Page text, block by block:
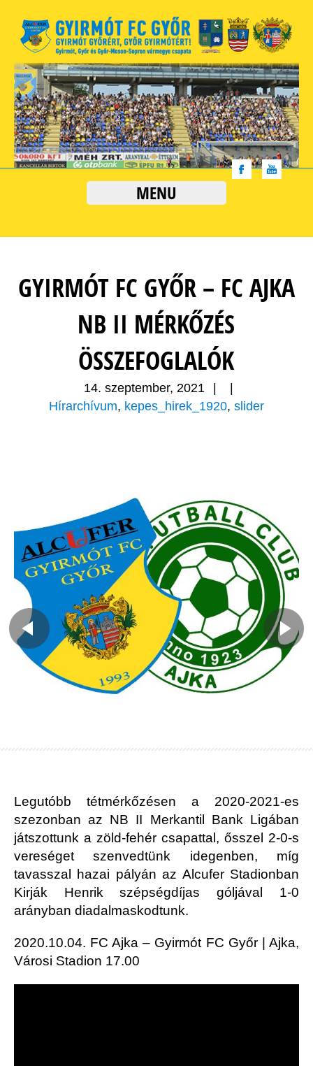
MENU
GYIRMÓT FC GYŐR – FC AJKA
NB II MÉRKŐZÉS
ÖSSZEFOGLALÓK
14. szeptember, 2021
Hírarchívum, kepes_hirek_1920, slider
Legutóbb tétmérkőzésen a 2020-2021-es
szezonban az NB II Merkantil Bank Ligában
játszottunk a zöld-fehér csapattal, ősszel 2-0-s
vereséget szenvedtünk idegenben, míg
tavasszal hazai pályán az Alcufer Stadionban
Kirják Henrik szépségdíjas góljával 1-0
arányban diadalmaskodtunk.
2020.10.04. FC Ajka – Gyirmót FC Győr | Ajka,
Városi Stadion 17.00